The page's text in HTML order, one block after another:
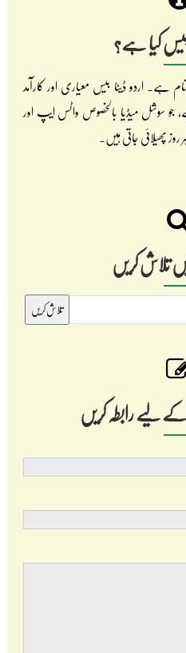
کیا ہے؟
ہے۔ اردو ڈیٹا بیس معیاری اور کارآمد
سوشل میڈیا بالخصوص واٹس ایپ اور
پھیلائی جاتی ہیں۔
تلاش کریں
کے لیے رابطہ کریں